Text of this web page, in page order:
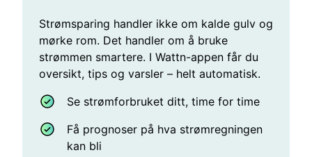
Strømsparing handler ikke om kalde gulv og
mørke rom. Det handler om å bruke
strømmen smartere. I Wattn-appen får du
oversikt, tips og varsler – helt automatisk.
Se strømforbruket ditt, time for time
Få prognoser på hva strømregningen
kan bli